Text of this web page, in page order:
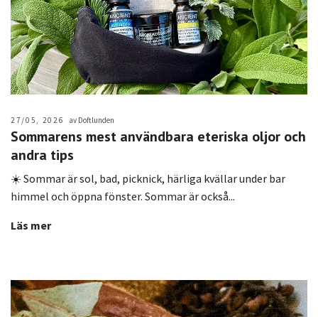
27/05, 2026 av Doftlunden
Sommarens mest användbara eteriska oljor och
andra tips
☀️ Sommar är sol, bad, picknick, härliga kvällar under bar
himmel och öppna fönster. Sommar är också...
Läs mer